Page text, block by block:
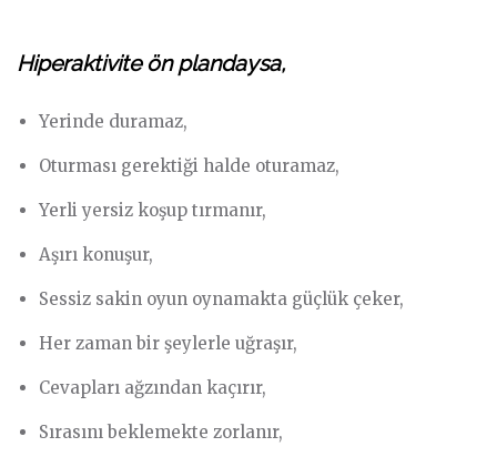
Hiperaktivite ön plandaysa,
Yerinde duramaz,
Oturması gerektiği halde oturamaz,
Yerli yersiz koşup tırmanır,
Aşırı konuşur,
Sessiz sakin oyun oynamakta güçlük çeker,
Her zaman bir şeylerle uğraşır,
Cevapları ağzından kaçırır,
Sırasını beklemekte zorlanır,